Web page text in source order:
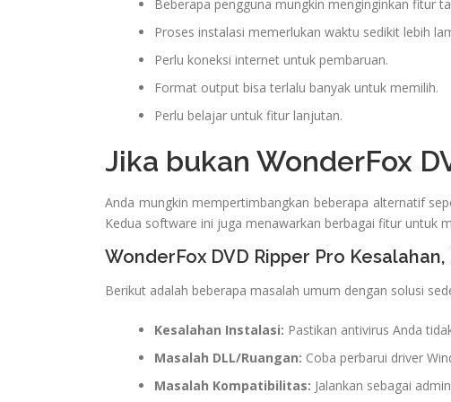
Beberapa pengguna mungkin menginginkan fitur
Proses instalasi memerlukan waktu sedikit lebih
Perlu koneksi internet untuk pembaruan.
Format output bisa terlalu banyak untuk memilih.
Perlu belajar untuk fitur lanjutan.
Jika bukan WonderFox
Anda mungkin mempertimbangkan beberapa alternatif
Kedua software ini juga menawarkan berbagai fitur untuk
WonderFox DVD Ripper Pro
Berikut adalah beberapa masalah umum dengan solusi
Kesalahan Instalasi: Pastikan antivirus Anda
Masalah DLL/Ruangan: Coba perbarui driver
Masalah Kompatibilitas: Jalankan sebagai